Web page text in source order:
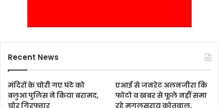
Recent News
मंदिरों के चोरी गए घंटे को
बलुआ पुलिस ने किया बरामद,
चोर गिरफ्तार
एआई से जनरेट अलनजीरा कि
फोटो व खबर से फूले नहीं समा
रहे मुगलसराय कोतवाल,